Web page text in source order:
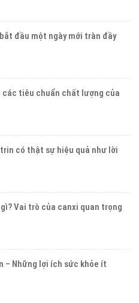
đầu một ngày mới tràn đầy
các tiêu chuẩn chất lượng của
có thật sự hiệu quả như lời
Vai trò của canxi quan trọng
– Những lợi ích sức khỏe ít